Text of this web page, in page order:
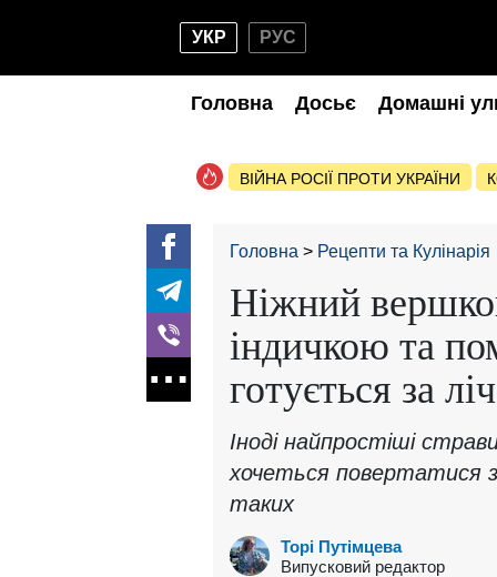
УКР РУС
Головна Досьє Домашні
ВІЙНА РОСІЇ ПРОТИ УКРАЇНИ
Головна Рецепти та Кулінарія
Ніжний
індичкою та
готується за
Іноді найпростіші
хочеться повертатися
таких
Торі Путімцева
Випусковий редактор